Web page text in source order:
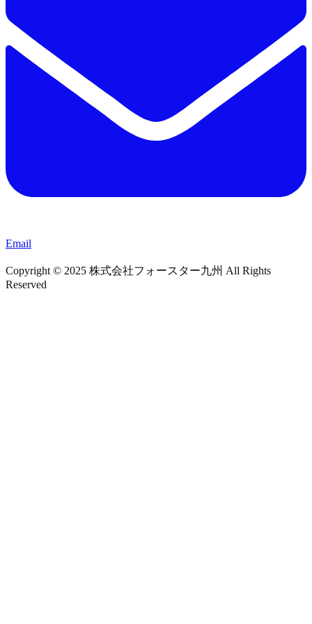
Email
Copyright © 2025 株式会社フォースター九州 All Rights
Reserved